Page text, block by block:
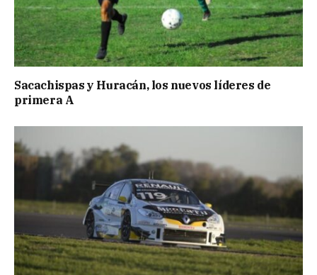
Sacachispas y Huracán, los nuevos líderes de
primera A